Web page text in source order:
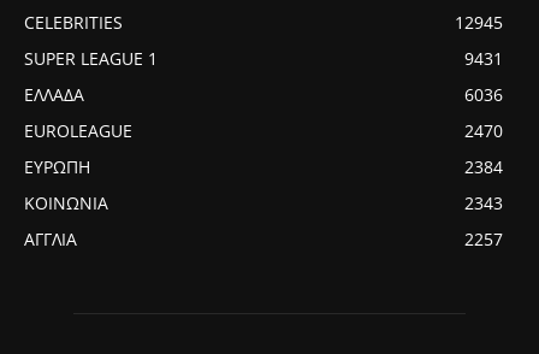
CELEBRITIES
12945
SUPER LEAGUE 1
9431
ΕΛΛΑΔΑ
6036
EUROLEAGUE
2470
ΕΥΡΩΠΗ
2384
ΚΟΙΝΩΝΙΑ
2343
ΑΓΓΛΙΑ
2257